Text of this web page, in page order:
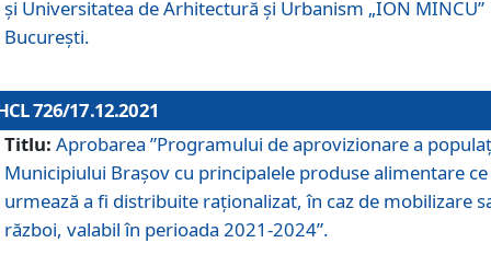
și Universitatea de Arhitectură și Urbanism „ION MINCU”
București.
726/17.12.2021
Titlu: Aprobarea ”Programului de aprovizionare a
Municipiului Braşov cu principalele produse alimentare ce
urmează a fi distribuite raționalizat, în caz de mobilizare
război, valabil în perioada 2021-2024”.